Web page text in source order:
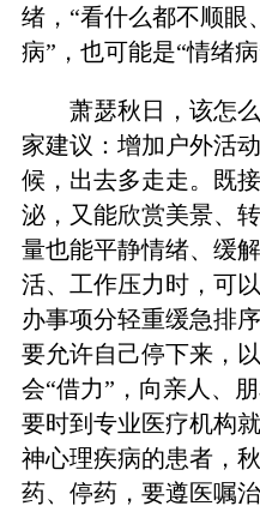
绪，“看什么都不顺眼
病”，也可能是“情绪病
萧瑟秋日，该怎
家建议：增加户外活
候，出去多走走。既
泌，又能欣赏美景、
量也能平静情绪、缓
活、工作压力时，可
办事项分轻重缓急排
要允许自己停下来，
会“借力”，向亲人、
要时到专业医疗机构
神心理疾病的患者，
药、停药，要遵医嘱